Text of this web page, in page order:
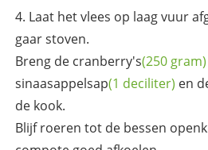
Laat het vlees op laag vuur
gaar stoven.
Breng de cranberry's(250 gram)
sinaasappelsap(1 deciliter) en
de kook.
Blijf roeren tot de bessen